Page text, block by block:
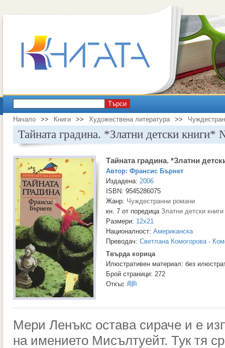
Търси
Начало >> Книги >> Художествена литература >>
Тайната градина. *Златни детски книги*
Тайната градина. *Златни
Автор: Франсис Бърнет
Издадена: 2006
ISBN: 9545286075
Жанр: Чуждестранни романи
кн. 7 от поредица Златни детски книги
Размери: 12x21
Националност: Американска
Преводач: Светлана Комогорова -
Твърда корица
Илюстративен материал: без
Брой страници: 272
Откъс
Мери Ленъкс остава сираче и е
на имението Мисълтуейт. Тук тя